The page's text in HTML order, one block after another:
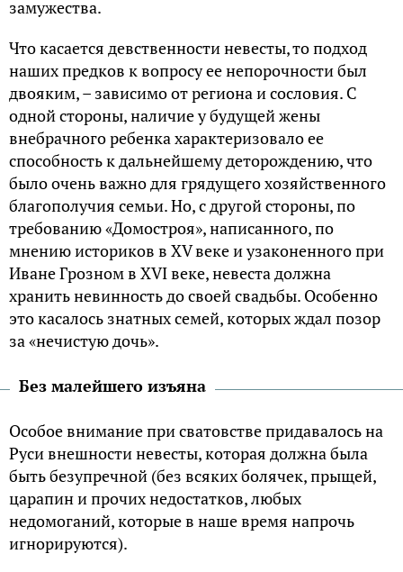
замужества.
Что касается девственности невесты, то подход
наших предков к вопросу ее непорочности был
двояким, – зависимо от региона и сословия. С
одной стороны, наличие у будущей жены
внебрачного ребенка характеризовало ее
способность к дальнейшему деторождению, что
было очень важно для грядущего хозяйственного
благополучия семьи. Но, с другой стороны, по
требованию «Домостроя», написанного, по
мнению историков в XV веке и узаконенного при
Иване Грозном в XVI веке, невеста должна
хранить невинность до своей свадьбы. Особенно
это касалось знатных семей, которых ждал позор
за «нечистую дочь».
Без малейшего изъяна
Особое внимание при сватовстве придавалось на
Руси внешности невесты, которая должна была
быть безупречной (без всяких болячек, прыщей,
царапин и прочих недостатков, любых
недомоганий, которые в наше время напрочь
игнорируются).